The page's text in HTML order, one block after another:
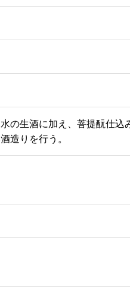
の生酒に加え、菩提酛仕込
造りを行う。